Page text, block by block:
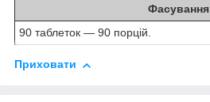
Фасування
90 таблеток — 90 порцій.
Приховати